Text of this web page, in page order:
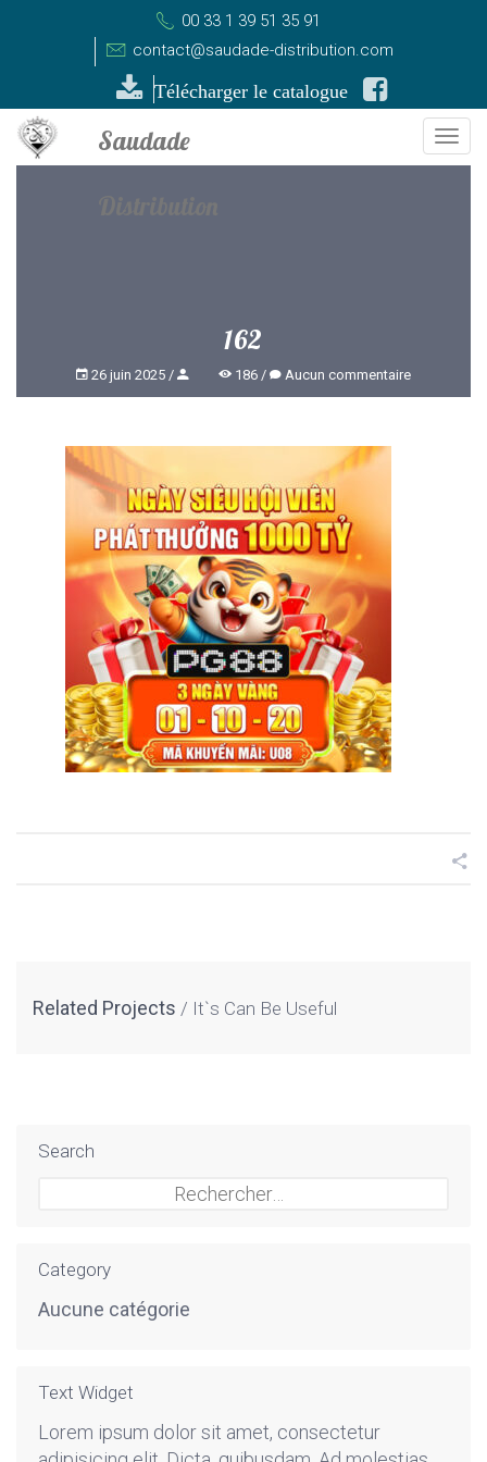
00 33 1 39 51 35 91
contact@saudade-distribution.com
Télécharger le catalogue
162
26 juin 2025 186 Aucun commentaire
Related Projects It`s Can Be Useful
Search
Category
Aucune catégorie
Text Widget
Lorem ipsum dolor sit amet, consectetur